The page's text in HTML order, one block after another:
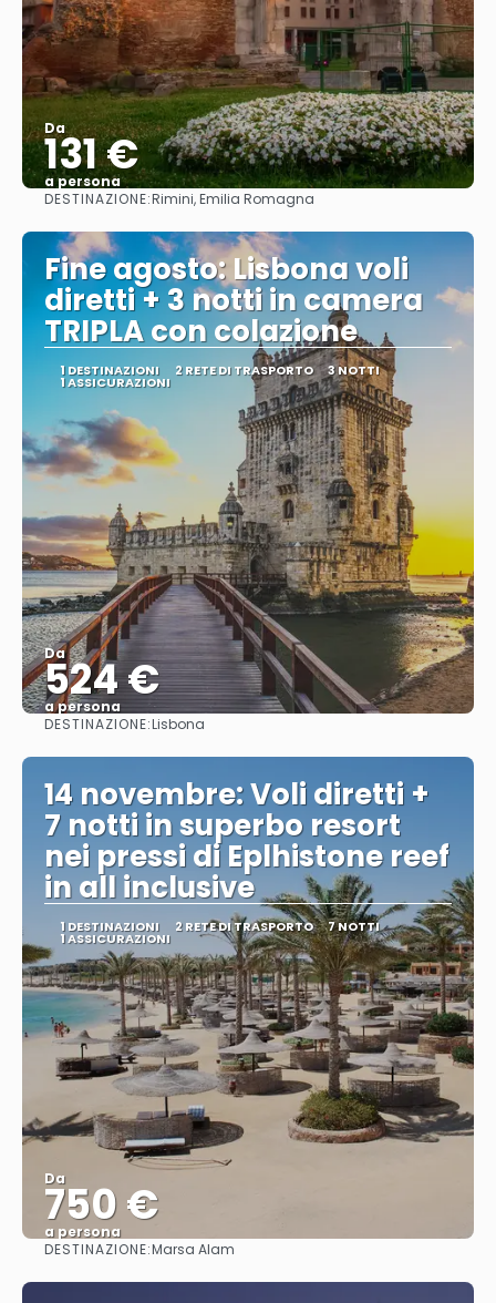
Da
131 €
a persona
Vedere
DESTINAZIONE:Rimini, Emilia Romagna
Fine agosto: Lisbona voli
diretti + 3 notti in camera
TRIPLA con colazione
1 DESTINAZIONI 2 RETE DI TRASPORTO 3 NOTTI
1 ASSICURAZIONI
Da
524 €
a persona
DESTINAZIONE:Lisbona
14 novembre: Voli diretti +
7 notti in superbo resort
nei pressi di Eplhistone reef
in all inclusive
1 DESTINAZIONI 2 RETE DI TRASPORTO 7 NOTTI
1 ASSICURAZIONI
Da
750 €
a persona
Vedere
DESTINAZIONE:Marsa Alam